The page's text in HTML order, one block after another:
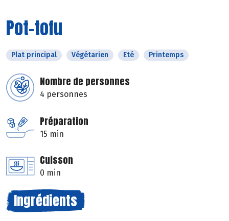
Pot-tofu
Plat principal Végétarien Eté Printemps
Nombre de personnes
4 personnes
Préparation
15 min
Cuisson
0 min
Ingrédients